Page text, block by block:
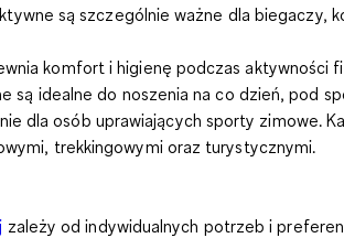
są szczególnie ważne dla biegaczy,
komfort i higienę podczas aktywności
idealne do noszenia na co dzień, pod
dla osób uprawiających sporty zimowe.
trekkingowymi oraz turystycznymi.
zależy od indywidualnych potrzeb i